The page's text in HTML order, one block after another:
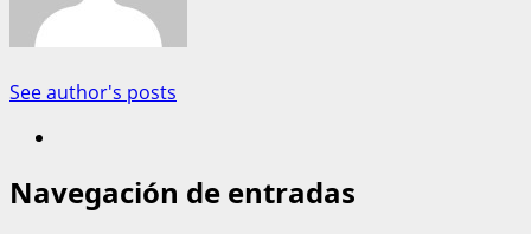
See author's posts
Navegación de entradas